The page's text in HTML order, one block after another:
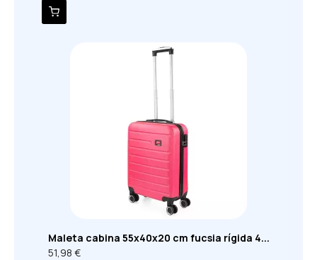
Maleta cabina 55x40x20 cm fucsia rígida 4...
51,98 €